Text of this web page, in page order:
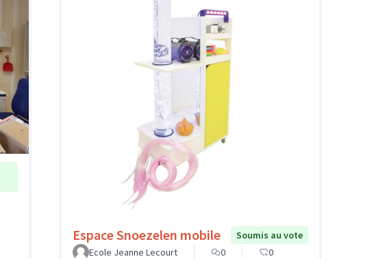
Espace Snoezelen mobile
Soumis au vote
Ecole Jeanne Lecourt
0 0